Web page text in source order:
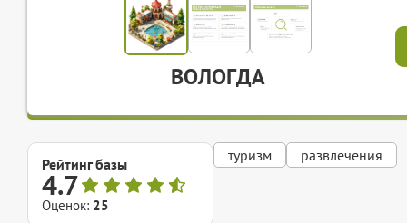
ВОЛОГДА
Рейтинг базы
4.7
Оценок: 25
туризм развлечения